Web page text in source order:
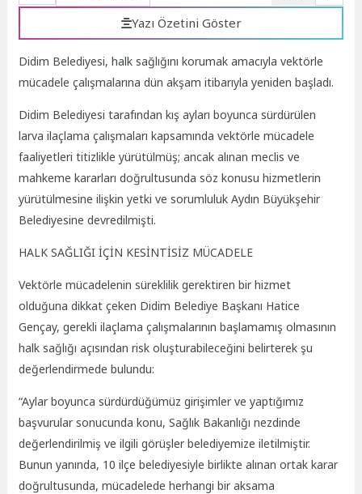
Yazı Özetini Göster
Didim Belediyesi, halk sağlığını korumak amacıyla vektörle
mücadele çalışmalarına dün akşam itibarıyla yeniden başladı.
Didim Belediyesi tarafından kış ayları boyunca sürdürülen
larva ilaçlama çalışmaları kapsamında vektörle mücadele
faaliyetleri titizlikle yürütülmüş; ancak alınan meclis ve
mahkeme kararları doğrultusunda söz konusu hizmetlerin
yürütülmesine ilişkin yetki ve sorumluluk Aydın Büyükşehir
Belediyesine devredilmişti.
HALK SAĞLIĞI İÇİN KESİNTİSİZ MÜCADELE
Vektörle mücadelenin süreklilik gerektiren bir hizmet
olduğuna dikkat çeken Didim Belediye Başkanı Hatice
Gençay, gerekli ilaçlama çalışmalarının başlamamış olmasının
halk sağlığı açısından risk oluşturabileceğini belirterek şu
değerlendirmede bulundu:
“Aylar boyunca sürdürdüğümüz girişimler ve yaptığımız
başvurular sonucunda konu, Sağlık Bakanlığı nezdinde
değerlendirilmiş ve ilgili görüşler belediyemize iletilmiştir.
Bunun yanında, 10 ilçe belediyesiyle birlikte alınan ortak karar
doğrultusunda, mücadelede herhangi bir aksama